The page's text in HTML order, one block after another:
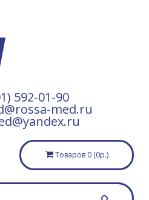
592-01-90
med.ru
Товаров 0 (0р.)